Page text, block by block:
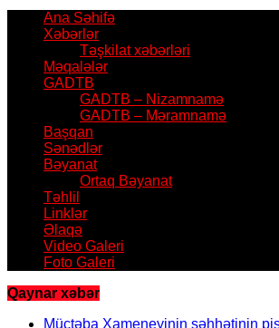
Ana Səhifə
Xəbərlər
Təşkilat xəbərləri
Məqalələr
GADTB
GADTB – Nizamnamə
GADTB – Məramnamə
Başqan
Sənədlər
Bəyanat
Ortaq Bəyanat
Təhlil
Linklər
Əlaqə
Video Galeri
Foto Galeri
Qaynar xəbər
Müctəba Xameneyinin səhhətinin